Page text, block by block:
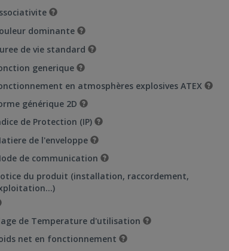
dominante
de vie standard
generique
en atmosphères explosives ATEX
générique 2D
de Protection (IP)
de l'enveloppe
de communication
du produit (installation, raccordement,
de Temperature d'utilisation
net en fonctionnement